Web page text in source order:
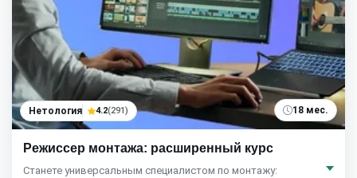
Нетология 4.2(291) 18 мес.
Режиссер монтажа: расширенный курс
Станете универсальным специалистом по монтажу: